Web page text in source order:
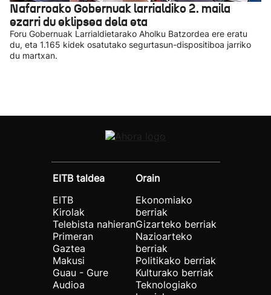
Nafarroako Gobernuak larrialdiko 2. maila
ezarri du eklipsea dela eta
Foru Gobernuak Larrialdietarako Aholku Batzordea ere eratu
du, eta 1.165 kidek osatutako segurtasun-dispositiboa jarriko
du martxan.
EITB taldea
EITB
Kirolak
Telebista nahieran
Primeran
Gaztea
Makusi
Guau - Gure
Audioa
Orain
Ekonomiako
berriak
Gizarteko berriak
Nazioarteko
berriak
Politikako berriak
Kulturako berriak
Teknologiako